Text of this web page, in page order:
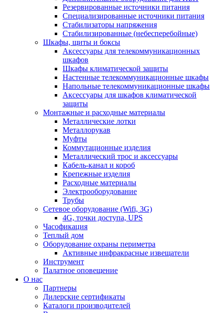
Резервированные источники питания
Специализированные источники питания
Стабилизаторы напряжения
Стабилизированные (небесперебойные)
Шкафы, щиты и боксы
Аксессуары для телекоммуникационных
шкафов
Шкафы климатической защиты
Настенные телекоммуникационные шкафы
Напольные телекоммуникационные шкафы
Аксессуары для шкафов климатической
защиты
Монтажные и расходные материалы
Металлические лотки
Металлорукав
Муфты
Коммутационные изделия
Металлический трос и аксессуары
Кабель-канал и короб
Крепежные изделия
Расходные материалы
Электрооборудование
Трубы
Сетевое оборудование (Wifi, 3G)
4G, точки доступа, UPS
Часофикация
Теплый дом
Оборудование охраны периметра
Активные инфракрасные извещатели
Инструмент
Палатное оповещение
О нас
Партнеры
Дилерские сертификаты
Каталоги производителей